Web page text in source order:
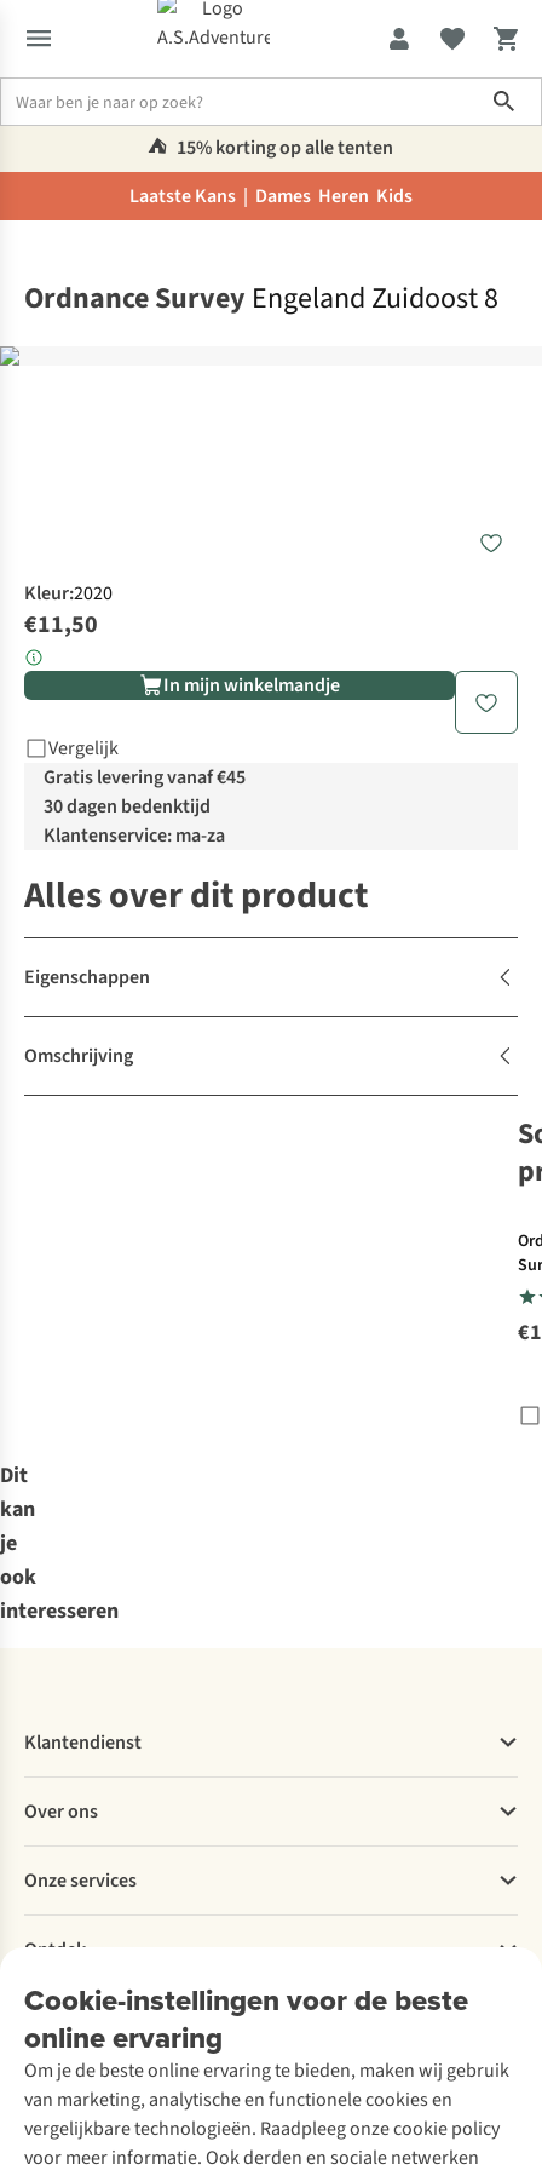
⛺️ 15% korting op alle tenten
Laatste Kans | Dames Heren Kids
Ordnance Survey Engeland Zuidoost 8
Kleur:2020
€11,50
In mijn winkelmandje
Vergelijk
Gratis levering vanaf €45
30 dagen bedenktijd
Klantenservice: ma-za
Alles over dit product
Eigenschappen
Omschrijving
&
Dit
kan
je
ook
interesseren
Cookie-instellingen voor de beste
online ervaring
Om je de beste online ervaring te bieden, maken wij gebruik
van marketing, analytische en functionele cookies en
vergelijkbare technologieën. Raadpleeg onze cookie policy
voor meer informatie. Ook derden en sociale netwerken
Klantendienst
Bestellen
Betalen
Levering
Retourneren
Bestelling herroepen
Garantie
Contact
Over ons
Explore More
Verantwoord ondernemen
Over Ayacucho
Onze winkels
Over A.S.Adventure
Toegankelijkheidsverklaring
Onze services
Ski-onderhoud
Wasservice
Schoenonderhoud
Schoenherstelling
Kledingherstelling
Retouches
Ontdek
A.S.Magazine
Podcast
Explore Academy
Explore Camp
Gear Check
Inspiratie & advies
Meld je aan voor de nieuwsbrief